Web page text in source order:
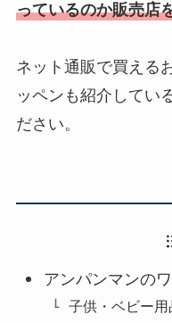
っているのか販売店
ネット通販で買える
ッペンも紹介してい
ださい。
アンパンマンの
子供・ベビー用